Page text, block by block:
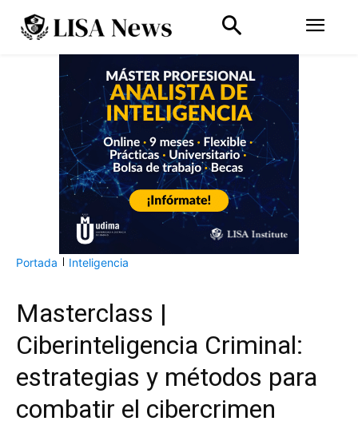
Portada Inteligencia
Masterclass |
Ciberinteligencia Criminal:
estrategias y métodos para
combatir el cibercrimen